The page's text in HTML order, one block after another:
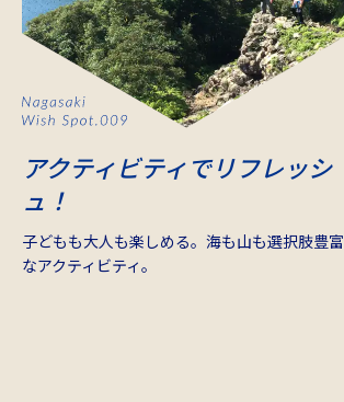
アクティビティでリフレッシ
ュ！
子どもも大人も楽しめる。海も山も選択肢豊富
なアクティビティ。